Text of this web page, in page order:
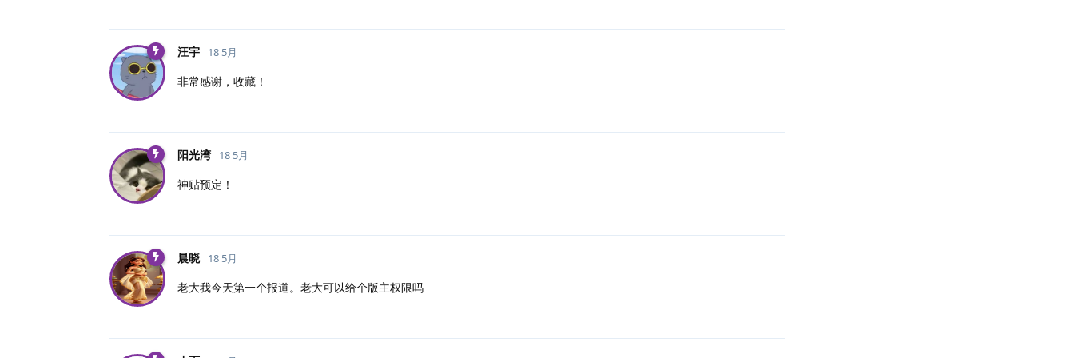
汪宇 18 5月
非常感谢，收藏！
阳光湾 18 5月
神贴预定！
晨晓 18 5月
老大我今天第一个报道。老大可以给个版主权限吗